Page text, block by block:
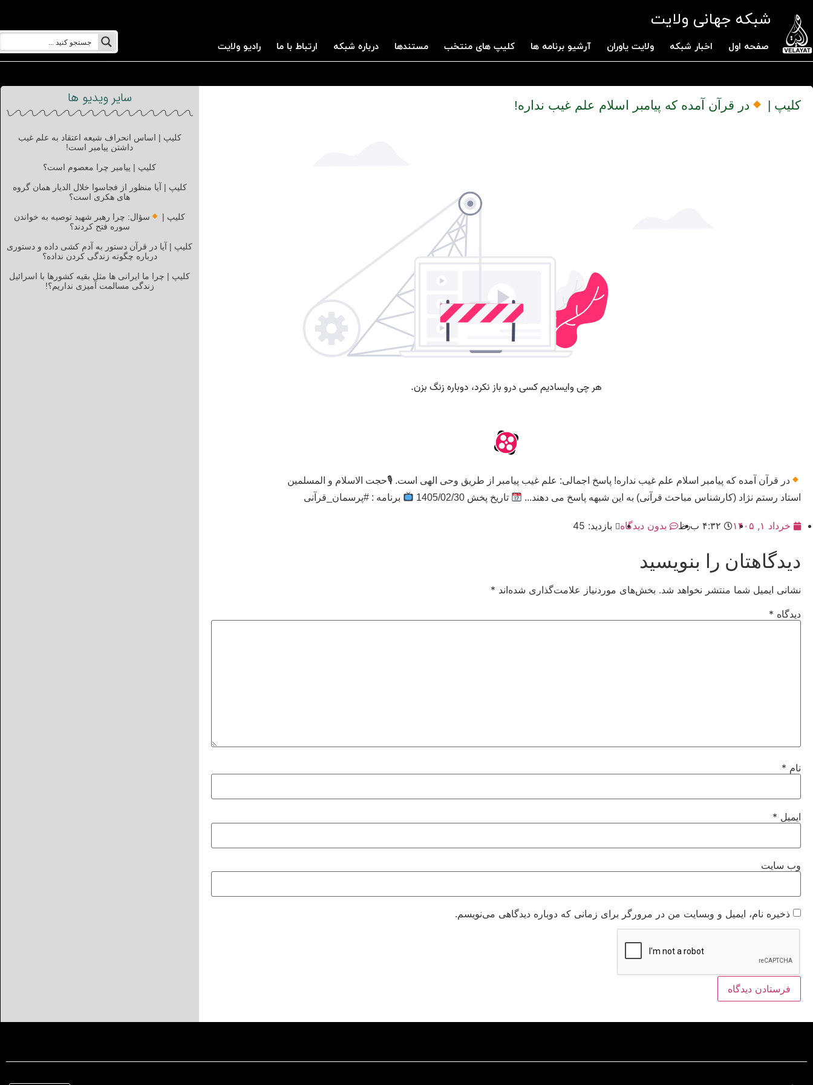
شبکه جهانی ولایت
صفحه اول اخبار شبکه ولایت یاوران آرشیو برنامه ها کلیپ های منتخب مستندها درباره شبکه ارتباط با ما رادیو ولایت
کلیپ | در قرآن آمده که پیامبر اسلام علم غیب نداره!
در قرآن آمده که پیامبر اسلام علم غیب نداره! پاسخ اجمالی: علم غیب پیامبر از طریق وحی الهی است. 🎙حجت الاسلام و المسلمین
استاد رستم نژاد (کارشناس مباحث قرآنی) به این شبهه پاسخ می دهند...
تاریخ پخش 1405/02/30 برنامه : #پرسمان_قرآنی
خرداد ۱, ۱۴۰۵ ۴:۳۲ ب٫ظ بدون دیدگاه بازدید: 45
دیدگاهتان را بنویسید
نشانی ایمیل شما منتشر نخواهد شد. بخش‌های موردنیاز علامت‌گذاری شده‌اند *
دیدگاه *
نام *
ایمیل *
وب‌ سایت
ذخیره نام، ایمیل و وبسایت من در مرورگر برای زمانی که دوباره دیدگاهی می‌نویسم.
سایر ویدیو ها
کلیپ | اساس انحراف شیعه اعتقاد به علم غیب
داشتن پیامبر است!
کلیپ | پیامبر چرا معصوم است؟
کلیپ | آیا منظور از فجاسوا خلال الدیار همان گروه
های هکری است؟
کلیپ |
سؤال: چرا رهبر شهید توصیه به خواندن
سوره فتح کردند؟
کلیپ | آیا در قرآن دستور به آدم کشی داده و دستوری
درباره چگونه زندگی کردن نداده؟
کلیپ | چرا ما ایرانی ها مثل بقیه کشورها با اسرائیل
زندگی مسالمت آمیزی نداریم؟!